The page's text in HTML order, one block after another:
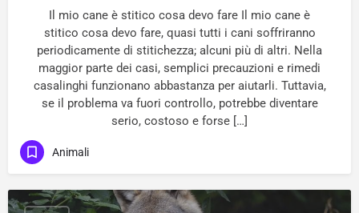
Il mio cane è stitico cosa devo fare Il mio cane è
stitico cosa devo fare, quasi tutti i cani soffriranno
periodicamente di stitichezza; alcuni più di altri. Nella
maggior parte dei casi, semplici precauzioni e rimedi
casalinghi funzionano abbastanza per aiutarli. Tuttavia,
se il problema va fuori controllo, potrebbe diventare
serio, costoso e forse […]
Animali